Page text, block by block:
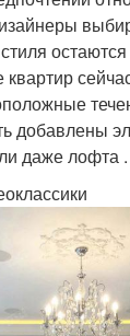
добавлены
даже лофта .